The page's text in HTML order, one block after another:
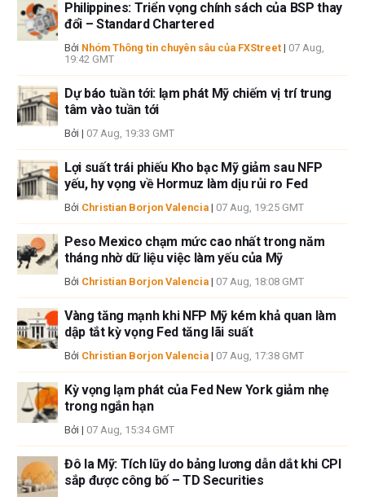
chính thức của FXStreet cũng như các nhà quảng cáo của nó. Tác giả
sẽ không chịu trách nhiệm về thông tin được tìm thấy ở cuối các liên kết
được đăng trên trang này.
Nếu không được đề cập rõ ràng trong nội dung bài viết, tại thời điểm viết
cập trong bài viết này và không có quan hệ kinh doanh với bất kỳ công ty
nào được đề cập. Tác giả không nhận được tiền công cho việc viết bài
này, ngoài từ FXStreet.
giả không cam đoan về tính chính xác, đầy đủ hoặc phù hợp của thông
tin này. FXStreet và tác giả sẽ không chịu trách nhiệm về bất kỳ sai sót,
thiếu sót hoặc bất kỳ tổn thất, thương tích hoặc thiệt hại nào phát sinh từ
thông tin này và việc hiển thị hoặc sử dụng thông tin này. Ngoại trừ các
lỗi và thiếu sót.
Tác giả và FXStreet không phải là các cố vấn đầu tư đã đăng ký và không
có nội dung nào trong bài viết này nhằm mục đích tư vấn đầu tư.
Philippines: Triển vọng chính sách của BSP thay
đổi – Standard Chartered
Bởi Nhóm Thông tin chuyên sâu của FXStreet | 07 Aug,
19:42 GMT
Dự báo tuần tới: lạm phát Mỹ chiếm vị trí trung
tâm vào tuần tới
Bởi | 07 Aug, 19:33 GMT
Lợi suất trái phiếu Kho bạc Mỹ giảm sau NFP
yếu, hy vọng về Hormuz làm dịu rủi ro Fed
Bởi Christian Borjon Valencia | 07 Aug, 19:25 GMT
Peso Mexico chạm mức cao nhất trong năm
tháng nhờ dữ liệu việc làm yếu của Mỹ
Bởi Christian Borjon Valencia | 07 Aug, 18:08 GMT
Vàng tăng mạnh khi NFP Mỹ kém khả quan làm
dập tắt kỳ vọng Fed tăng lãi suất
Bởi Christian Borjon Valencia | 07 Aug, 17:38 GMT
Kỳ vọng lạm phát của Fed New York giảm nhẹ
trong ngắn hạn
Bởi | 07 Aug, 15:34 GMT
Đô la Mỹ: Tích lũy do bảng lương dẫn dắt khi CPI
sắp được công bố – TD Securities